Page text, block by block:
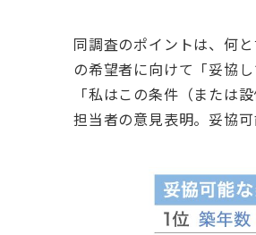
同調査のポイントは、何
の希望者に向けて「妥協
「私はこの条件（または
担当者の意見表明。妥協